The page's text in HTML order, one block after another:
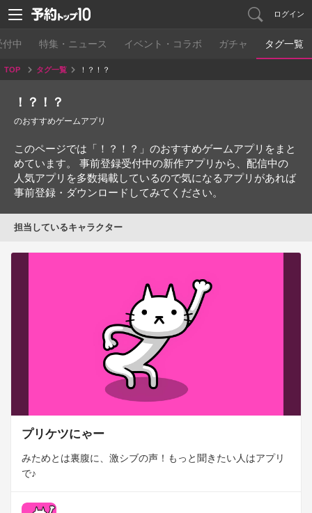
ログイン
中 特集・ニュース イベント・コラボ ガチャ タグ一覧
TOP タグ一覧 ！？！？
！？！？
のおすすめゲームアプリ
このページでは「！？！？」のおすすめゲームアプリをまと
めています。 事前登録受付中の新作アプリから、配信中の
人気アプリを多数掲載しているので気になるアプリがあれば
事前登録・ダウンロードしてみてください。
担当しているキャラクター
プリケツにゃー
みためとは裏腹に、激シブの声！もっと聞きたい人はアプリ
で♪